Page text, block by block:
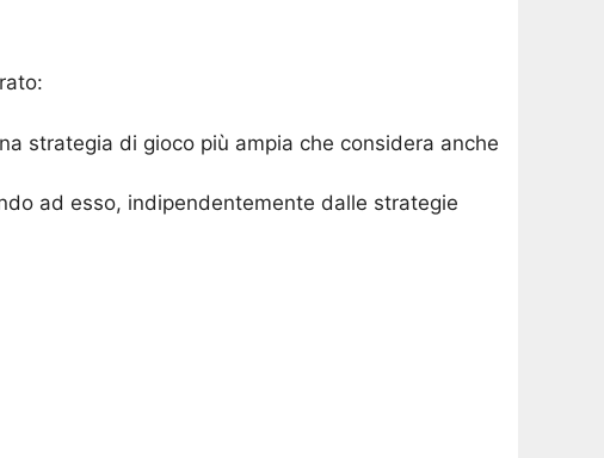
strategia di gioco più ampia che considera anche
ad esso, indipendentemente dalle strategie